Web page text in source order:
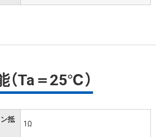
（Ta＝25℃）
抵
1Ω